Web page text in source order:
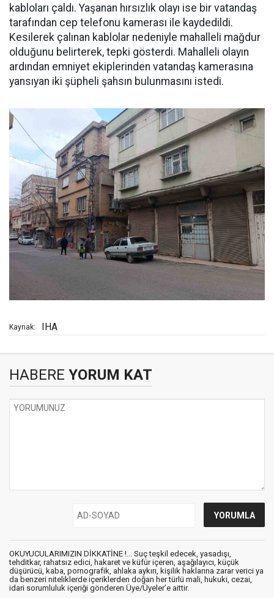
kabloları çaldı. Yaşanan hırsızlık olayı ise bir vatandaş
tarafından cep telefonu kamerası ile kaydedildi.
Kesilerek çalınan kablolar nedeniyle mahalleli mağdur
olduğunu belirterek, tepki gösterdi. Mahalleli olayın
ardından emniyet ekiplerinden vatandaş kamerasına
yansıyan iki şüpheli şahsın bulunmasını istedi.
Kaynak: IHA
HABERE YORUM KAT
OKUYUCULARIMIZIN DİKKATİNE !... Suç teşkil edecek, yasadışı,
tehditkar, rahatsız edici, hakaret ve küfür içeren, aşağılayıcı, küçük
düşürücü, kaba, pornografik, ahlaka aykırı, kişilik haklarına zarar verici ya
da benzeri niteliklerde içeriklerden doğan her türlü mali, hukuki, cezai,
idari sorumluluk içeriği gönderen Üye/Üyeler’e aittir.